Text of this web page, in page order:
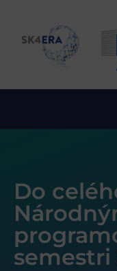
Do
semestri